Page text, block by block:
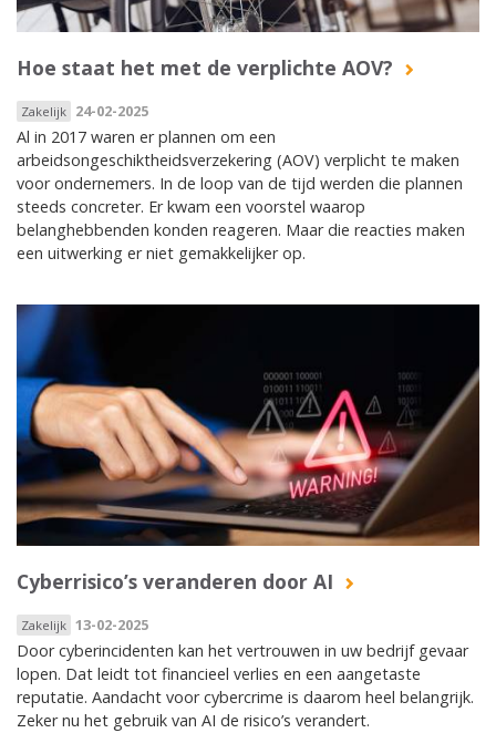
Hoe staat het met de verplichte AOV?
Zakelijk 24-02-2025
Al in 2017 waren er plannen om een
arbeidsongeschiktheidsverzekering (AOV) verplicht te maken
voor ondernemers. In de loop van de tijd werden die plannen
steeds concreter. Er kwam een voorstel waarop
belanghebbenden konden reageren. Maar die reacties maken
een uitwerking er niet gemakkelijker op.
Cyberrisico’s veranderen door AI
Zakelijk 13-02-2025
Door cyberincidenten kan het vertrouwen in uw bedrijf gevaar
lopen. Dat leidt tot financieel verlies en een aangetaste
reputatie. Aandacht voor cybercrime is daarom heel belangrijk.
Zeker nu het gebruik van AI de risico’s verandert.